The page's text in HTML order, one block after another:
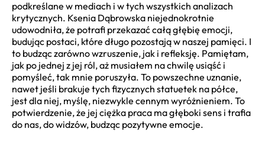
podkreślane w mediach i w tych wszystkich analizach
krytycznych. Ksenia Dąbrowska niejednokrotnie
udowodniła, że potrafi przekazać całą głębię emocji,
budując postaci, które długo pozostają w naszej pamięci. I
to budząc zarówno wzruszenie, jak i refleksję. Pamiętam,
jak po jednej z jej ról, aż musiałem na chwilę usiąść i
pomyśleć, tak mnie poruszyła. To powszechne uznanie,
nawet jeśli brakuje tych fizycznych statuetek na półce,
jest dla niej, myślę, niezwykle cennym wyróżnieniem. To
potwierdzenie, że jej ciężka praca ma głęboki sens i trafia
do nas, do widzów, budząc pozytywne emocje.